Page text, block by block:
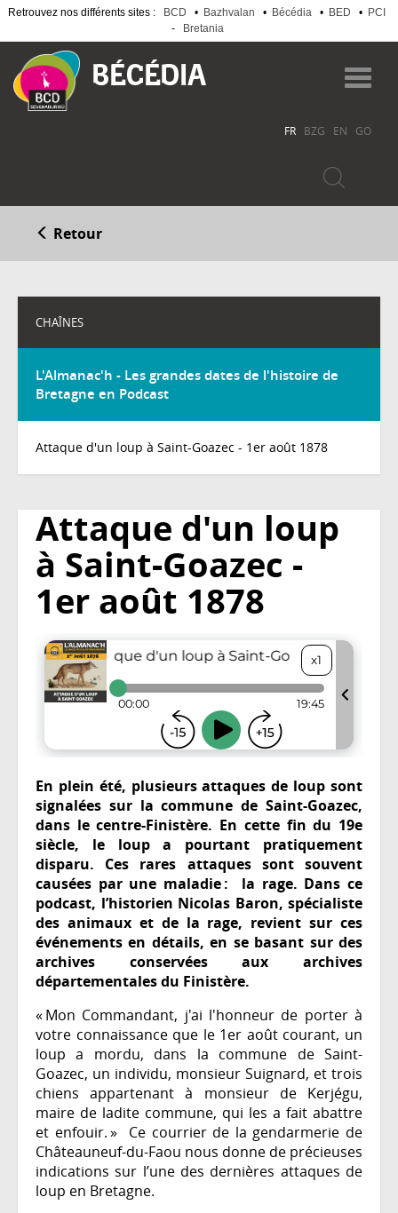
Retrouvez nos différents sites : BCD • Bazhvalan • Bécédia • BED •
PCI
-
Bretania
au
contenu
principal
FR BZG EN GO
Retour
CHAÎNES
L'Almanac'h - Les grandes dates de l'histoire de
Bretagne en Podcast
Attaque d'un loup à Saint-Goazec - 1er août 1878
Attaque d'un loup
à Saint-Goazec -
1er août 1878
En plein été, plusieurs attaques de loup sont
signalées sur la commune de Saint-Goazec,
dans le centre-Finistère. En cette fin du 19e
siècle, le loup a pourtant pratiquement
disparu. Ces rares attaques sont souvent
causées par une maladie : la rage. Dans ce
podcast, l’historien Nicolas Baron, spécialiste
des animaux et de la rage, revient sur ces
événements en détails, en se basant sur des
archives conservées aux archives
départementales du Finistère.
« Mon Commandant, j'ai l'honneur de porter à
votre connaissance que le 1er août courant, un
loup a mordu, dans la commune de Saint-
Goazec, un individu, monsieur Suignard, et trois
chiens appartenant à monsieur de Kerjégu,
maire de ladite commune, qui les a fait abattre
et enfouir. » Ce courrier de la gendarmerie de
Châteauneuf-du-Faou nous donne de précieuses
indications sur l’une des dernières attaques de
loup en Bretagne.